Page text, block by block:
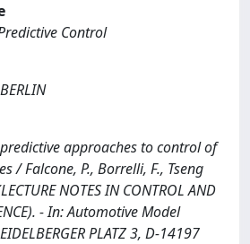
Control
approaches to control of
/ Falcone, P., Borrelli, F., Tseng
NOTES IN CONTROL AND
- In: Automotive Model
PLATZ 3, D-14197